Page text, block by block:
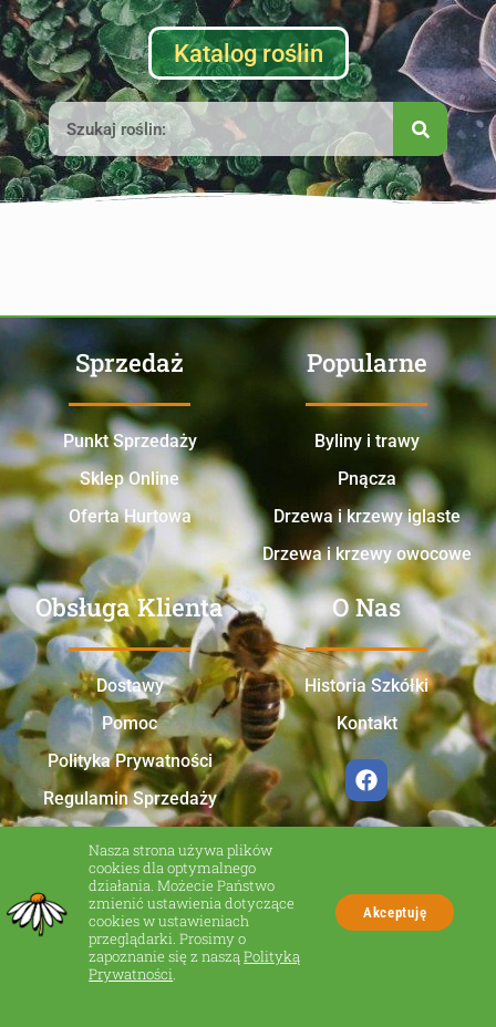
Katalog roślin
Sprzedaż
Punkt Sprzedaży
Sklep Online
Oferta Hurtowa
Popularne
Byliny i trawy
Pnącza
Drzewa i krzewy iglaste
Drzewa i krzewy owocowe
Obsługa Klienta
Dostawy
Pomoc
Polityka Prywatności
Regulamin Sprzedaży
O Nas
Historia Szkółki
Kontakt
Made in Zakliczyn
Nasza strona używa plików
cookies dla optymalnego
działania. Możecie Państwo
zmienić ustawienia dotyczące
cookies w ustawieniach
przeglądarki. Prosimy o
zapoznanie się z nasząPolityką
Prywatności.
Akceptuję